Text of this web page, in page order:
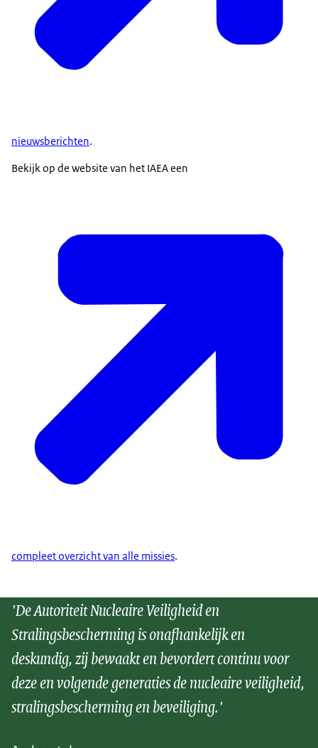
nieuwsberichten.
Bekijk op de website van het IAEA een
compleet overzicht van alle missies.
'De Autoriteit Nucleaire Veiligheid en
Stralingsbescherming is onafhankelijk en
deskundig, zij bewaakt en bevordert continu voor
deze en volgende generaties de nucleaire veiligheid,
stralingsbescherming en beveiliging.'